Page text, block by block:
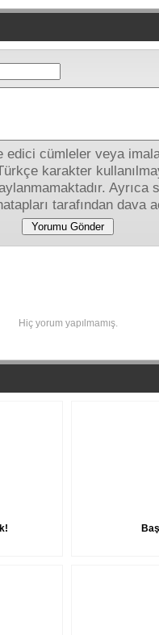
cümleler veya
karakter
tarafından dava
Hiç yorum yapılmamış.